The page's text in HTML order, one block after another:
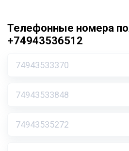
Телефонные номера
+74943536512
74943533370
74943533848
74943535272